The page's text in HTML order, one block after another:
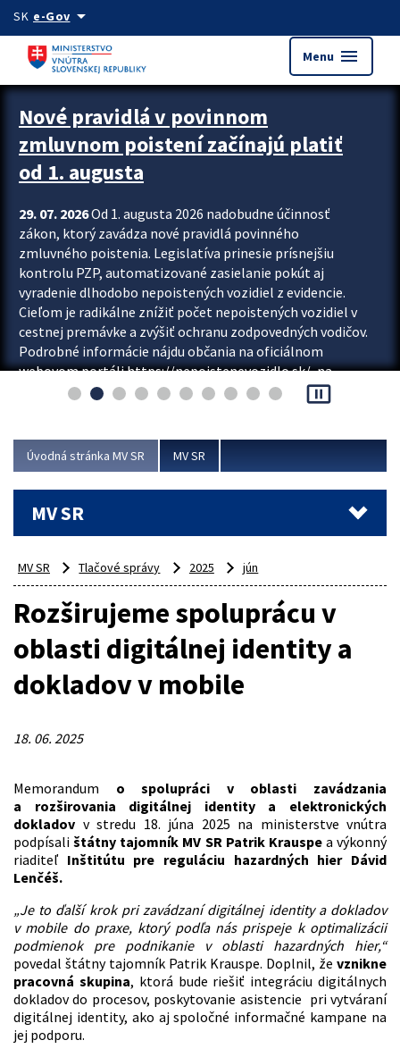
Preskocit na hlavný obsah
SK e-Govarrow_drop_down
Menu menu
Zastavit automatický posun upútavok
Nové pravidlá v povinnom
zmluvnom poistení začínajú platiť
od 1. augusta
29. 07. 2026Od 1. augusta 2026 nadobudne účinnosť
zákon, ktorý zavádza nové pravidlá povinného
zmluvného poistenia. Legislatíva prinesie prísnejšiu
kontrolu PZP, automatizované zasielanie pokút aj
vyradenie dlhodobo nepoistených vozidiel z evidencie.
Cieľom je radikálne znížiť počet nepoistených vozidiel v
cestnej premávke a zvýšiť ochranu zodpovedných vodičov.
Podrobné informácie nájdu občania na oficiálnom
webovom portáli https://nepoistenevozidlo.sk/, na
ktorom od augusta pribudne aj možnosť overiť si...
pause_presentation
Úvodná stránka MV SR MV SR
MV SR
MV SR Tlačové správy 2025 jún
Rozširujeme spoluprácu v
oblasti digitálnej identity a
dokladov v mobile
18. 06. 2025
Memorandum o spolupráci v oblasti zavádzania
a rozširovania digitálnej identity a elektronických
dokladov v stredu 18. júna 2025 na ministerstve vnútra
podpísalištátny tajomník MV SR Patrik Krauspea výkonný
riaditeľ Inštitútu pre reguláciu hazardných hier Dávid
Lenčéš.
„Je to ďalší krok pri zavádzaní digitálnej identity a dokladov
v mobile do praxe, ktorý podľa nás prispeje k optimalizácii
podmienok pre podnikanie v oblasti hazardných hier,“
povedal štátny tajomník Patrik Krauspe. Doplnil, že vznikne
pracovná skupina, ktorá bude riešiť integráciu digitálnych
dokladov do procesov, poskytovanie asistencie pri vytváraní
digitálnej identity, ako aj spoločné informačné kampane na
jej podporu.